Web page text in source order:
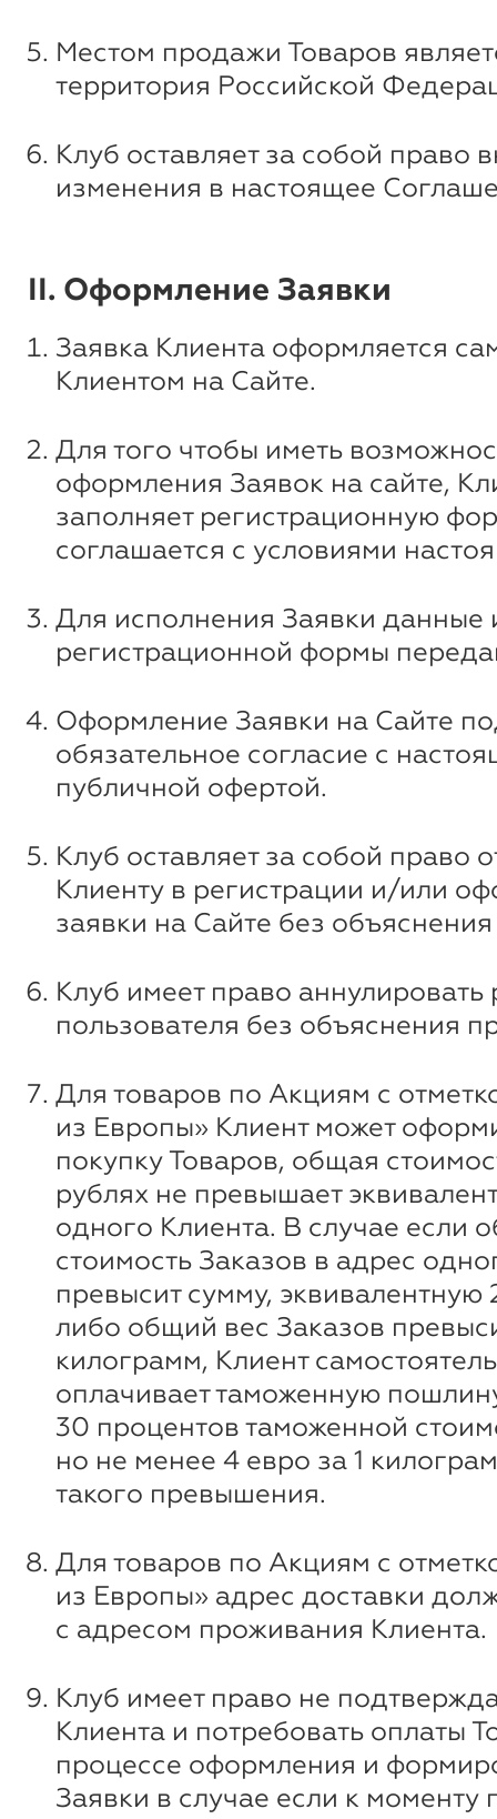
Местом продажи Товаров
территория Российской
Клуб оставляет за собой право
изменения в настоящее
II. Оформление Заявки
Заявка Клиента оформляется
Клиентом на Сайте.
Для того чтобы иметь
оформления Заявок на сайте,
заполняет регистрационную
соглашается с условиями
Для исполнения Заявки данные
регистрационной формы
Оформление Заявки на Сайте
обязательное согласие с
публичной офертой.
Клуб оставляет за собой право
Клиенту в регистрации и/или
заявки на Сайте без
Клуб имеет право аннулировать
пользователя без объяснения
Для товаров по Акциям с
из Европы» Клиент может
покупку Товаров, общая
рублях не превышает
одного Клиента. В случае если
стоимость Заказов в адрес
превысит сумму, эквивалентную
либо общий вес Заказов
килограмм, Клиент
оплачивает таможенную
30 процентов таможенной
но не менее 4 евро за 1
такого превышения.
Для товаров по Акциям с
из Европы» адрес доставки
с адресом проживания Клиента.
Клуб имеет право не
Клиента и потребовать оплаты
процессе оформления и
Заявки в случае если к моменту